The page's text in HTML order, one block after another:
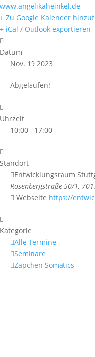
www.angelikaheinkel.de
+ Zu Google Kalender
+ iCal / Outlook exportieren
Datum
Nov. 19 2023
Abgelaufen!
Uhrzeit
10:00 - 17:00
Standort
Entwicklungsraum
Rosenbergstraße 50/1,
Webseite https://
Kategorie
Alle Termine
Seminare
Zapchen Somatics